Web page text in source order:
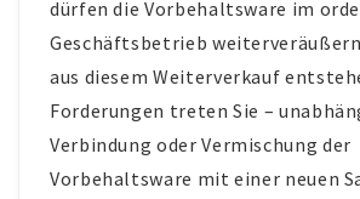
dürfen die Vorbehaltsware im
Geschäftsbetrieb
aus diesem Weiterverkauf
Forderungen treten Sie –
Verbindung oder Vermischung der
Vorbehaltsware mit einer neuen